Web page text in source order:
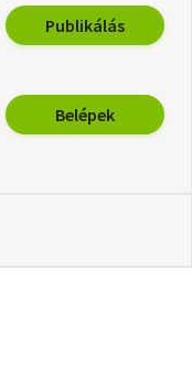
Publikálás
Belépek